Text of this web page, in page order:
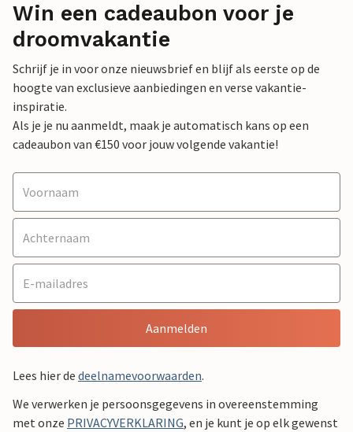
Win een cadeaubon voor je
droomvakantie
Schrijf je in voor onze nieuwsbrief en blijf als eerste op de
hoogte van exclusieve aanbiedingen en verse vakantie-
inspiratie.
Als je je nu aanmeldt, maak je automatisch kans op een
cadeaubon van €150 voor jouw volgende vakantie!
Aanmelden
Lees hier de deelnamevoorwaarden.
We verwerken je persoonsgegevens in overeenstemming
met onze PRIVACYVERKLARING, en je kunt je op elk gewenst